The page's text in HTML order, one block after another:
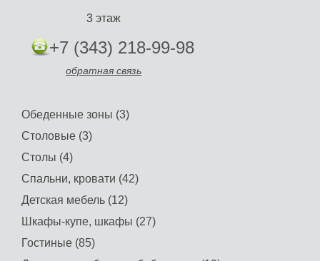
3 этаж
+7 (343) 218-99-98
обратная связь
Обеденные зоны (3)
Столовые (3)
Столы (4)
Спальни, кровати (42)
Детская мебель (12)
Шкафы-купе, шкафы (27)
Гостиные (85)